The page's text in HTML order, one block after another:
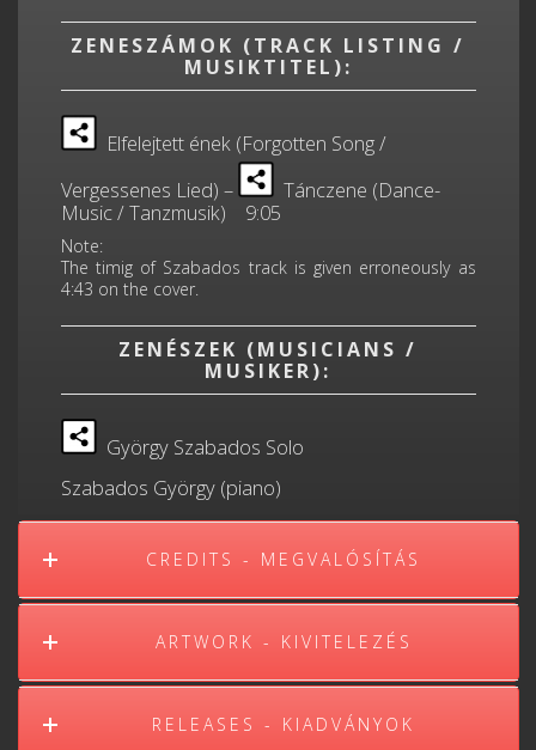
ZENESZÁMOK (TRACK LISTING /
MUSIKTITEL):
Elfelejtett ének (Forgotten Song /
Vergessenes Lied) –
Tánczene (Dance-
Music / Tanzmusik) 9:05
Note:
The timig of Szabados track is given erroneously as
4:43 on the cover.
ZENÉSZEK (MUSICIANS /
MUSIKER):
György Szabados Solo
Szabados György (piano)
CREDITS - MEGVALÓSÍTÁS
ARTWORK - KIVITELEZÉS
RELEASES - KIADVÁNYOK